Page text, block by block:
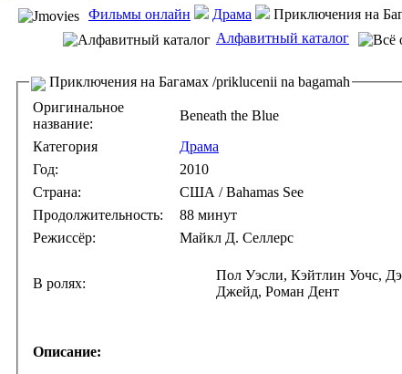
Фильмы онлайн
Драма
Приключения на
Алфавитный каталог
Приключения на Багамах /priklucenii na bagamah
Оригинальное
название:
Beneath the Blue
Категория
Драма
Год:
2010
Страна:
США / Bahamas See
Продолжительность:
88 минут
Режиссёр:
Майкл Д. Селлерс
В ролях:
Пол Уэсли, Кэйтлин Уочс,
Джейд, Роман Дент
Описание: